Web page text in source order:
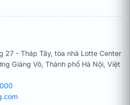
27 - Tháp Tây, tòa nhà Lotte Center
Giảng Võ, Thành phố Hà Nội, Việt